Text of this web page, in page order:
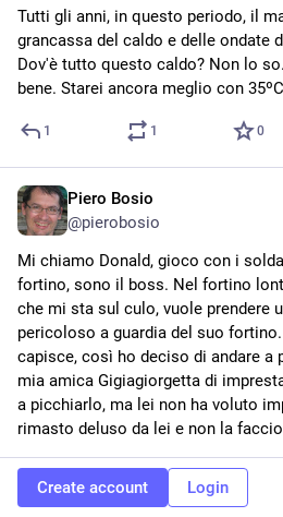
Tutti gli anni, in questo periodo, il
grancassa del caldo e delle ondate
Dov'è tutto questo caldo? Non lo so.
bene. Starei ancora meglio con
1 1 0
Piero Bosio
@pierobosio
Mi chiamo Donald, gioco con i
fortino, sono il boss. Nel fortino
che mi sta sul culo, vuole prendere
pericoloso a guardia del suo fortino.
capisce, così ho deciso di andare a
mia amica Gigiagiorgetta di
a picchiarlo, ma lei non ha voluto
rimasto deluso da lei e non la faccio
0 2
Create account Login